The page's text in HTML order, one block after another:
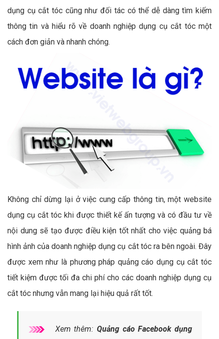
dụng cụ cắt tóc cũng như đối tác có thể dễ dàng tìm kiếm
thông tin và hiểu rõ về doanh nghiệp dụng cụ cắt tóc một
cách đơn giản và nhanh chóng.
Không chỉ dừng lại ở việc cung cấp thông tin, một website
dụng cụ cắt tóc khi được thiết kế ấn tượng và có đầu tư về
nội dung sẽ tạo được điều kiện tốt nhất cho việc quảng bá
hình ảnh của doanh nghiệp dụng cụ cắt tóc ra bên ngoài. Đây
được xem như là phương pháp quảng cáo dụng cụ cắt tóc
tiết kiệm được tối đa chi phí cho các doanh nghiệp dụng cụ
cắt tóc nhưng vẫn mang lại hiệu quả rất tốt.
Xem thêm: Quảng cáo Facebook dụng